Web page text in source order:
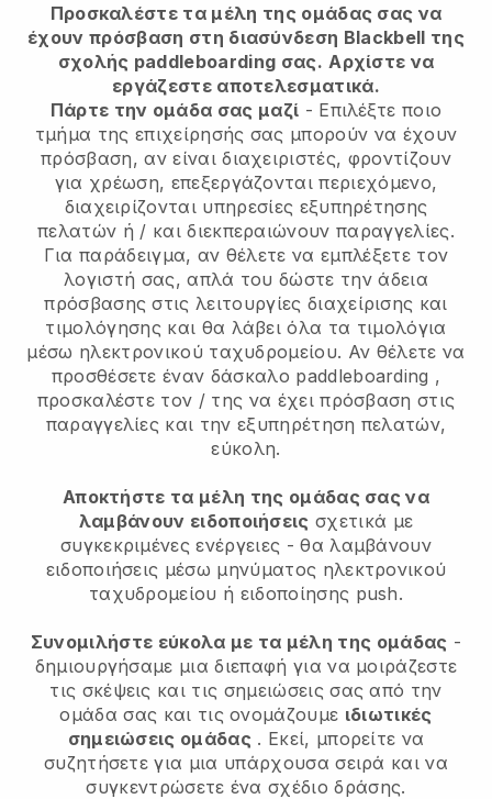
Προσκαλέστε τα μέλη της ομάδας σας να
έχουν πρόσβαση στη διασύνδεση Blackbell της
σχολής paddleboarding σας. Αρχίστε να
εργάζεστε αποτελεσματικά.
Πάρτε την ομάδα σας μαζί - Επιλέξτε ποιο
τμήμα της επιχείρησής σας μπορούν να έχουν
πρόσβαση, αν είναι διαχειριστές, φροντίζουν
για χρέωση, επεξεργάζονται περιεχόμενο,
διαχειρίζονται υπηρεσίες εξυπηρέτησης
πελατών ή / και διεκπεραιώνουν παραγγελίες.
Για παράδειγμα, αν θέλετε να εμπλέξετε τον
λογιστή σας, απλά του δώστε την άδεια
πρόσβασης στις λειτουργίες διαχείρισης και
τιμολόγησης και θα λάβει όλα τα τιμολόγια
μέσω ηλεκτρονικού ταχυδρομείου. Αν θέλετε να
προσθέσετε έναν δάσκαλο paddleboarding ,
προσκαλέστε τον / της να έχει πρόσβαση στις
παραγγελίες και την εξυπηρέτηση πελατών,
εύκολη.
Αποκτήστε τα μέλη της ομάδας σας να
λαμβάνουν ειδοποιήσεις σχετικά με
συγκεκριμένες ενέργειες - θα λαμβάνουν
ειδοποιήσεις μέσω μηνύματος ηλεκτρονικού
ταχυδρομείου ή ειδοποίησης push.
Συνομιλήστε εύκολα με τα μέλη της ομάδας -
δημιουργήσαμε μια διεπαφή για να μοιράζεστε
τις σκέψεις και τις σημειώσεις σας από την
ομάδα σας και τις ονομάζουμε ιδιωτικές
σημειώσεις ομάδας . Εκεί, μπορείτε να
συζητήσετε για μια υπάρχουσα σειρά και να
συγκεντρώσετε ένα σχέδιο δράσης.